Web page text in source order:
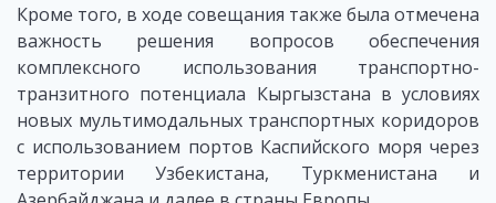
Кроме того, в ходе совещания также была отмечена
важность решения вопросов обеспечения
комплексного использования транспортно-
транзитного потенциала Кыргызстана в условиях
новых мультимодальных транспортных коридоров
с использованием портов Каспийского моря через
территории Узбекистана, Туркменистана и